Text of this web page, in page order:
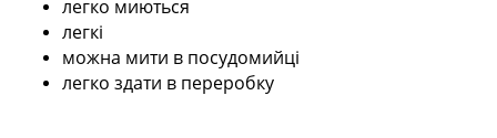
легко миються
легкі
можна мити в посудомийці
легко здати в переробку